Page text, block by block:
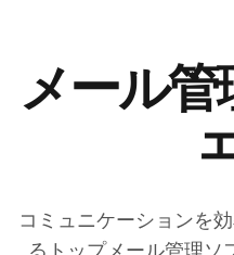
メール
コミュニケーションを
るトップメール管理ソ